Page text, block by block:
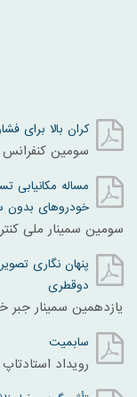
کران بالا برای
سومين
مساله مکانیابی
خودروهای بدون
سومین سمینار ملی
پنهان نگاری
دوقطری
یازدهمین سمینار
سابمیت
رویداد